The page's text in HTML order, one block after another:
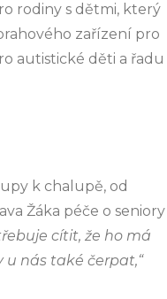
rodiny s dětmi, který
zařízení pro
autistické děti a řadu
k chalupě, od
Žáka péče o seniory
cítit, že ho má
nás také čerpat,“